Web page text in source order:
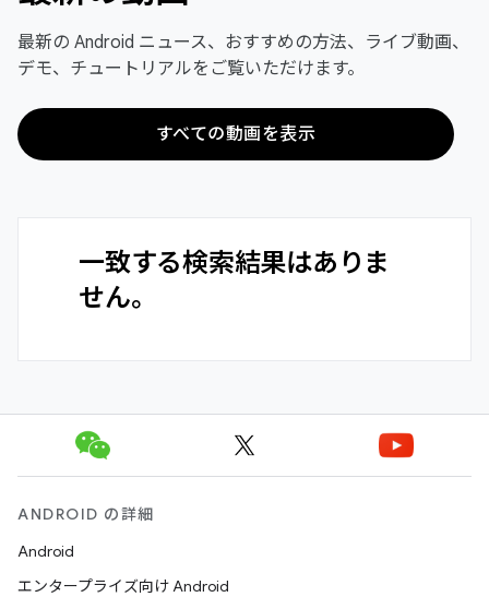
最新の Android ニュース、おすすめの方法、ライブ動画、
デモ、チュートリアルをご覧いただけます。
すべての動画を表示
一致する検索結果はありま
せん。
ANDROID の詳細
Android
エンタープライズ向け Android